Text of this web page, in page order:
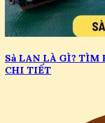
Sà LAN LÀ GÌ? TÌM
CHI TIẾT